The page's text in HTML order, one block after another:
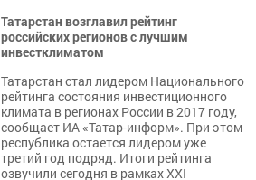
Татарстан возглавил рейтинг
российских регионов с лучшим
инвестклиматом
Татарстан стал лидером Национального
рейтинга состояния инвестиционного
климата в регионах России в 2017 году,
сообщает ИА «Татар-информ». При этом
республика остается лидером уже
третий год подряд. Итоги рейтинга
озвучили сегодня в рамках XXI